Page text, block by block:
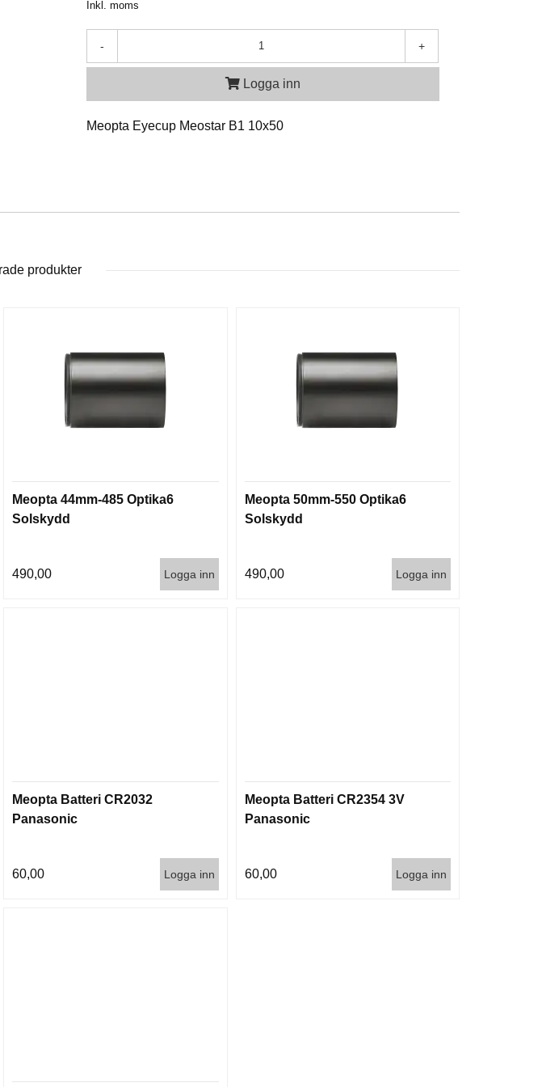
Inkl. moms
- +
Logga inn
Meopta Eyecup Meostar B1 10x50
produkter
Meopta 44mm-485 Optika6
Solskydd
490,00 Logga inn
Meopta 50mm-550 Optika6
Solskydd
490,00 Logga inn
Meopta Batteri CR2032
Panasonic
60,00 Logga inn
Meopta Batteri CR2354 3V
Panasonic
60,00 Logga inn